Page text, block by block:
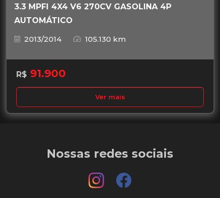
3.3 MPFI 4X4 V6 270CV GASOLINA 4P
AUTOMÁTICO
2013/2014
105.130 km
R$ 91.900
Ver mais
Nossas redes sociais